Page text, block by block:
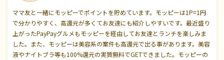
ママ友と一緒にモッピーでポイントを貯めています。モッピーは1P=1円
で分かりやすく、高還元が多くてお友達にも紹介しやすいです。最近盛り
上がったPayPayグルメもモッピーを経由してお友達とランチを楽しみま
した。また、モッピーは美容系の案件も高還元で出る事があります。美容
液やナイトブラ等も100%還元の実質無料でGETできました。モッピーの